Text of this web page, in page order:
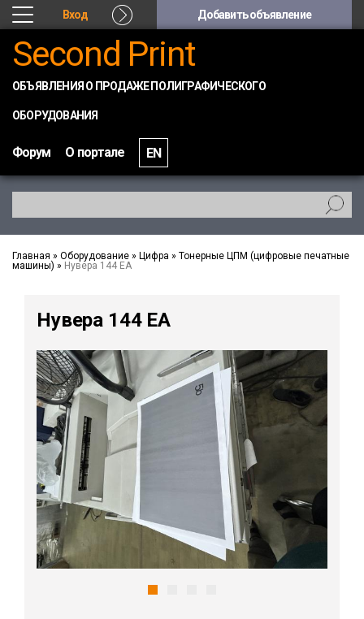
Вход Добавить объявление
Second Print
ОБЪЯВЛЕНИЯ О ПРОДАЖЕ ПОЛИГРАФИЧЕСКОГО
ОБОРУДОВАНИЯ
Форум О портале EN
Главная » Оборудование » Цифра » Тонерные ЦПМ (цифровые печатные
машины) » Нувера 144 ЕА
Нувера 144 ЕА